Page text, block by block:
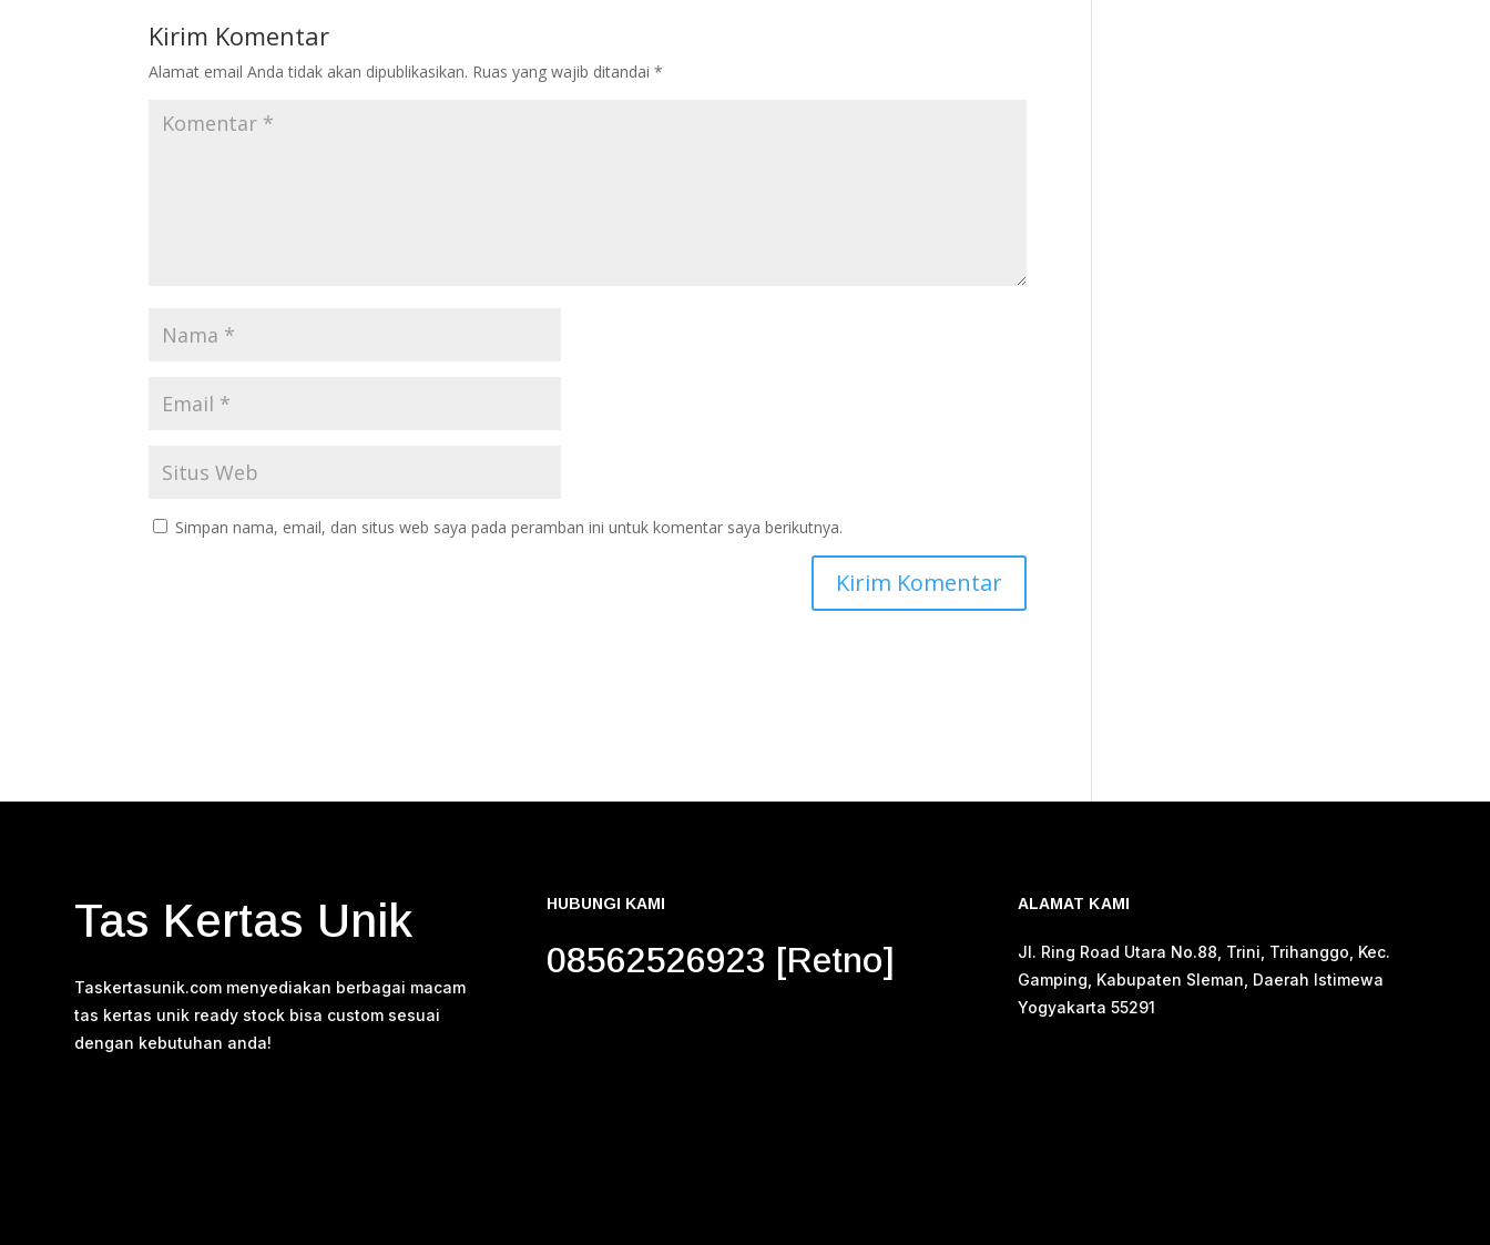
Kirim Komentar
Alamat email Anda tidak akan dipublikasikan. Ruas yang wajib ditandai*
Simpan nama, email, dan situs web saya pada peramban ini untuk komentar saya berikutnya.
Tas Kertas Unik
Taskertasunik.com menyediakan berbagai macam
tas kertas unik ready stock bisa custom sesuai
dengan kebutuhan anda!
HUBUNGI KAMI
08562526923 [Retno]
ALAMAT KAMI
Jl. Ring Road Utara No.88, Trini, Trihanggo, Kec.
Gamping, Kabupaten Sleman, Daerah Istimewa
Yogyakarta 55291